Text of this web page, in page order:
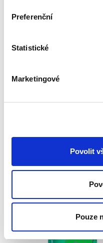
Preferenční
Statistické
Marketingové
Povolit
Pouze
Josef Bejček
990,00 Kč
Druhé vydání
obchodního práva.